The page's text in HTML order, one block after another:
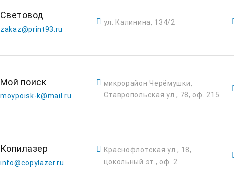
Световод
zakaz@print93.ru
ул. Калинина, 134/2
Мой поиск
moypoisk-k@mail.ru
микрорайон Черёмушки,
Ставропольская ул., 78, оф. 215
Копилазер
info@copylazer.ru
Краснофлотская ул., 18,
цокольный эт., оф. 2